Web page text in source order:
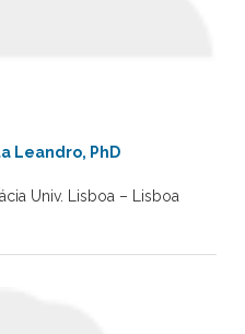
Leandro, PhD
Univ. Lisboa – Lisboa